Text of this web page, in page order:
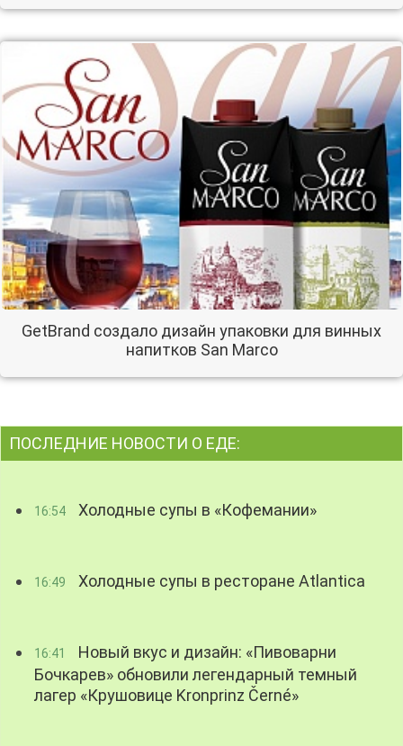
GetBrand создало дизайн упаковки для винных
напитков San Marco
ПОСЛЕДНИЕ НОВОСТИ О ЕДЕ:
16:54 Холодные супы в «Кофемании»
16:49 Холодные супы в ресторане Atlantica
16:41
Новый вкус и дизайн: «Пивоварни
Бочкарев» обновили легендарный темный
лагер «Крушовице Kronprinz Černé»